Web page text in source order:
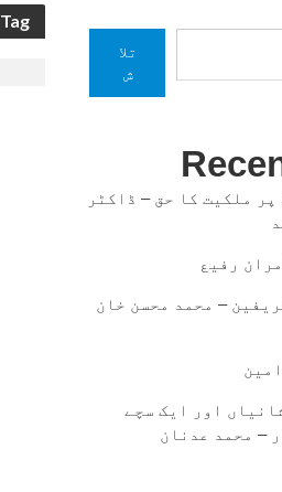
Tag - حسینیت
تلا
ش
ملکیت کا حق – ڈاکٹر
رفیع
– محمد محسن خان
اور ایک سچے
– محمد عدنان